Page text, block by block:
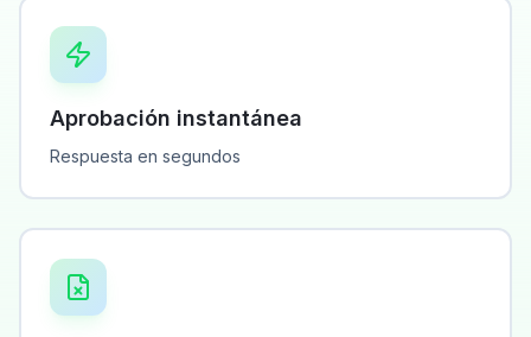
Aprobación instantánea
Respuesta en segundos